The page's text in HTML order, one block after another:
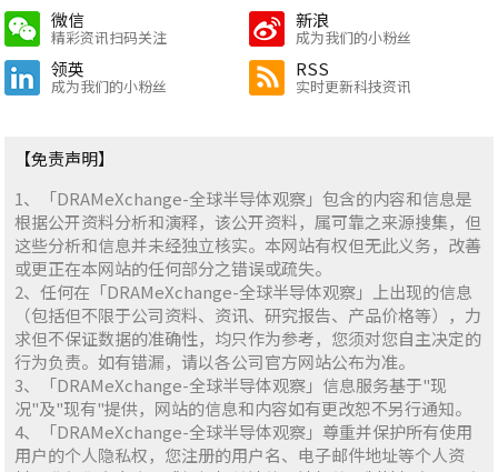
微信
精彩资讯扫码关注
新浪
成为我们的小粉丝
领英
成为我们的小粉丝
RSS
实时更新科技资讯
【免责声明】
1、「DRAMeXchange-全球半导体观察」包含的内容和信息是
根据公开资料分析和演释，该公开资料，属可靠之来源搜集，但
这些分析和信息并未经独立核实。本网站有权但无此义务，改善
或更正在本网站的任何部分之错误或疏失。
2、任何在「DRAMeXchange-全球半导体观察」上出现的信息
（包括但不限于公司资料、资讯、研究报告、产品价格等），力
求但不保证数据的准确性，均只作为参考，您须对您自主决定的
行为负责。如有错漏，请以各公司官方网站公布为准。
3、「DRAMeXchange-全球半导体观察」信息服务基于"现
况"及"现有"提供，网站的信息和内容如有更改恕不另行通知。
4、「DRAMeXchange-全球半导体观察」尊重并保护所有使用
用户的个人隐私权，您注册的用户名、电子邮件地址等个人资